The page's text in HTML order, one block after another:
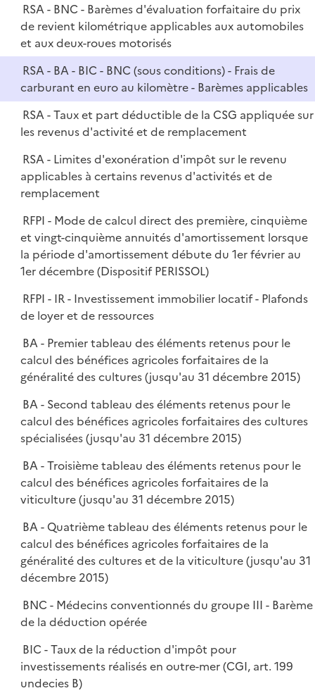
RSA - BNC - Barèmes d'évaluation forfaitaire du prix
de revient kilométrique applicables aux automobiles
et aux deux-roues motorisés
RSA - BA - BIC - BNC (sous conditions) - Frais de
carburant en euro au kilomètre - Barèmes applicables
RSA - Taux et part déductible de la CSG appliquée sur
les revenus d'activité et de remplacement
RSA - Limites d'exonération d'impôt sur le revenu
applicables à certains revenus d'activités et de
remplacement
RFPI - Mode de calcul direct des première, cinquième
et vingt-cinquième annuités d'amortissement lorsque
la période d'amortissement débute du 1er février au
1er décembre (Dispositif PERISSOL)
RFPI - IR - Investissement immobilier locatif - Plafonds
de loyer et de ressources
BA - Premier tableau des éléments retenus pour le
calcul des bénéfices agricoles forfaitaires de la
généralité des cultures (jusqu'au 31 décembre 2015)
BA - Second tableau des éléments retenus pour le
calcul des bénéfices agricoles forfaitaires des cultures
spécialisées (jusqu'au 31 décembre 2015)
BA - Troisième tableau des éléments retenus pour le
calcul des bénéfices agricoles forfaitaires de la
viticulture (jusqu'au 31 décembre 2015)
BA - Quatrième tableau des éléments retenus pour le
calcul des bénéfices agricoles forfaitaires de la
généralité des cultures et de la viticulture (jusqu'au 31
décembre 2015)
BNC - Médecins conventionnés du groupe III - Barème
de la déduction opérée
BIC - Taux de la réduction d'impôt pour
investissements réalisés en outre-mer (CGI, art. 199
undecies B)